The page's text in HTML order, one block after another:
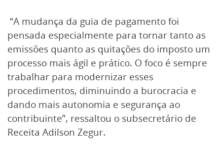
“A mudança da guia de pagamento foi
pensada especialmente para tornar tanto as
emissões quanto as quitações do imposto um
processo mais ágil e prático. O foco é sempre
trabalhar para modernizar esses
procedimentos, diminuindo a burocracia e
dando mais autonomia e segurança ao
contribuinte”, ressaltou o subsecretário de
Receita Adilson Zegur.